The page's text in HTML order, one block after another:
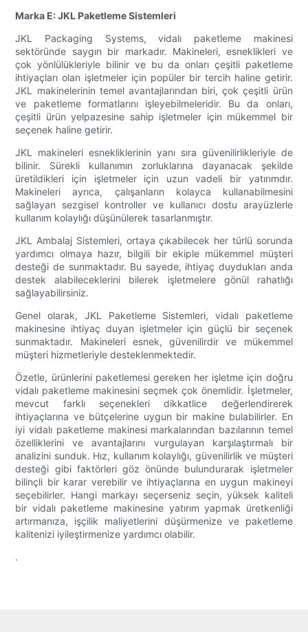
Marka E: JKL Paketleme Sistemleri
JKL Packaging Systems, vidalı paketleme makinesi
sektöründe saygın bir markadır. Makineleri, esneklikleri ve
çok yönlülükleriyle bilinir ve bu da onları çeşitli paketleme
ihtiyaçları olan işletmeler için popüler bir tercih haline getirir.
JKL makinelerinin temel avantajlarından biri, çok çeşitli ürün
ve paketleme formatlarını işleyebilmeleridir. Bu da onları,
çeşitli ürün yelpazesine sahip işletmeler için mükemmel bir
seçenek haline getirir.
JKL makineleri esnekliklerinin yanı sıra güvenilirlikleriyle de
bilinir. Sürekli kullanımın zorluklarına dayanacak şekilde
üretildikleri için işletmeler için uzun vadeli bir yatırımdır.
Makineleri ayrıca, çalışanların kolayca kullanabilmesini
sağlayan sezgisel kontroller ve kullanıcı dostu arayüzlerle
kullanım kolaylığı düşünülerek tasarlanmıştır.
JKL Ambalaj Sistemleri, ortaya çıkabilecek her türlü sorunda
yardımcı olmaya hazır, bilgili bir ekiple mükemmel müşteri
desteği de sunmaktadır. Bu sayede, ihtiyaç duydukları anda
destek alabileceklerini bilerek işletmelere gönül rahatlığı
sağlayabilirsiniz.
Genel olarak, JKL Paketleme Sistemleri, vidalı paketleme
makinesine ihtiyaç duyan işletmeler için güçlü bir seçenek
sunmaktadır. Makineleri esnek, güvenilirdir ve mükemmel
müşteri hizmetleriyle desteklenmektedir.
Özetle, ürünlerini paketlemesi gereken her işletme için doğru
vidalı paketleme makinesini seçmek çok önemlidir. İşletmeler,
mevcut farklı seçenekleri dikkatlice değerlendirerek
ihtiyaçlarına ve bütçelerine uygun bir makine bulabilirler. En
iyi vidalı paketleme makinesi markalarından bazılarının temel
özelliklerini ve avantajlarını vurgulayan karşılaştırmalı bir
analizini sunduk. Hız, kullanım kolaylığı, güvenilirlik ve müşteri
desteği gibi faktörleri göz önünde bulundurarak işletmeler
bilinçli bir karar verebilir ve ihtiyaçlarına en uygun makineyi
seçebilirler. Hangi markayı seçerseniz seçin, yüksek kaliteli
bir vidalı paketleme makinesine yatırım yapmak üretkenliği
artırmanıza, işçilik maliyetlerini düşürmenize ve paketleme
kalitenizi iyileştirmenize yardımcı olabilir.
.